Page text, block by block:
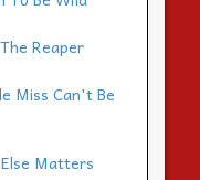
Reaper
Miss Can't Be
Matters